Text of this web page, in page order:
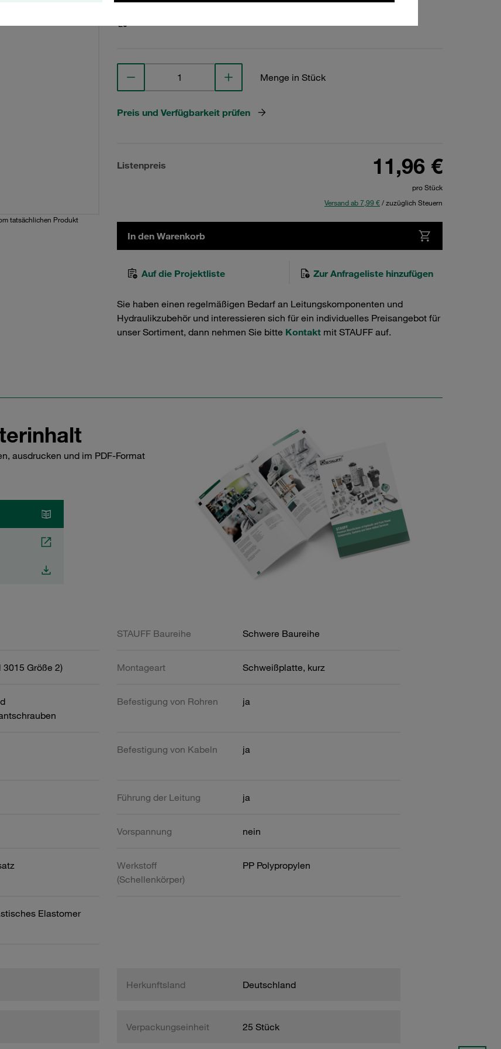
tatsächlichen Produkt
Menge in Stück
Preis und Verfügbarkeit prüfen
Listenpreis 11,96 €
pro Stück
Versand ab 7,99 €/ zuzüglich Steuern
In den Warenkorb
Auf die Projektliste Zur Anfrageliste hinzufügen
Sie haben einen regelmäßigen Bedarf an Leitungskomponenten und
Hydraulikzubehör und interessieren sich für ein individuelles Preisangebot für
unser Sortiment, dann nehmen Sie bitte Kontakt mit STAUFF auf.
ausdrucken und im PDF-Format
STAUFF Baureihe Schwere Baureihe
3015 Größe 2) Montageart Schweißplatte, kurz
Befestigung von Rohren ja
Befestigung von Kabeln ja
Führung der Leitung ja
Vorspannung nein
Werkstoff
(Schellenkörper)
PP Polypropylen
Elastomer
Herkunftsland Deutschland
Verpackungseinheit 25 Stück